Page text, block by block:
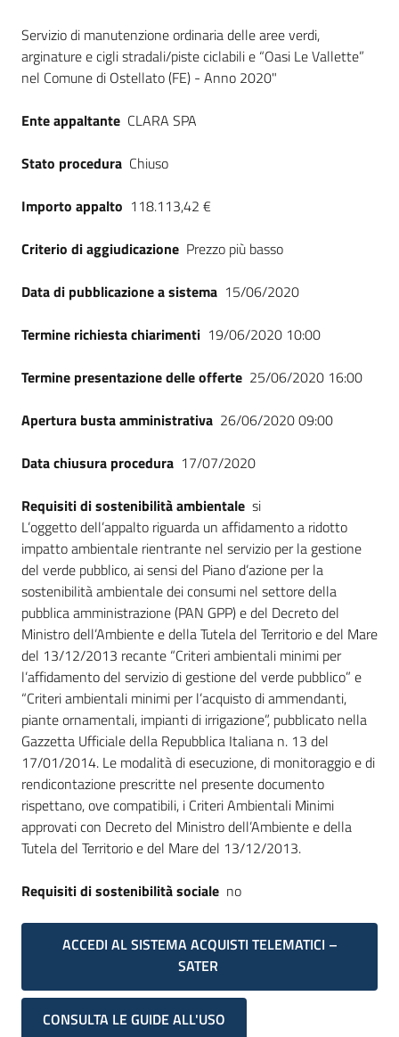
Dati del bando
Servizio di manutenzione ordinaria delle aree verdi,
arginature e cigli stradali/piste ciclabili e “Oasi Le Vallette”
nel Comune di Ostellato (FE) - Anno 2020"
Ente appaltante CLARA SPA
Stato procedura Chiuso
Importo appalto 118.113,42 €
Criterio di aggiudicazione Prezzo più basso
Data di pubblicazione a sistema 15/06/2020
Termine richiesta chiarimenti 19/06/2020 10:00
Termine presentazione delle offerte 25/06/2020 16:00
Apertura busta amministrativa 26/06/2020 09:00
Data chiusura procedura 17/07/2020
Requisiti di sostenibilità ambientale si
L’oggetto dell’appalto riguarda un affidamento a ridotto
impatto ambientale rientrante nel servizio per la gestione
del verde pubblico, ai sensi del Piano d’azione per la
sostenibilità ambientale dei consumi nel settore della
pubblica amministrazione (PAN GPP) e del Decreto del
Ministro dell’Ambiente e della Tutela del Territorio e del Mare
del 13/12/2013 recante “Criteri ambientali minimi per
l’affidamento del servizio di gestione del verde pubblico” e
“Criteri ambientali minimi per l’acquisto di ammendanti,
piante ornamentali, impianti di irrigazione”, pubblicato nella
Gazzetta Ufficiale della Repubblica Italiana n. 13 del
17/01/2014. Le modalità di esecuzione, di monitoraggio e di
rendicontazione prescritte nel presente documento
rispettano, ove compatibili, i Criteri Ambientali Minimi
approvati con Decreto del Ministro dell’Ambiente e della
Tutela del Territorio e del Mare del 13/12/2013.
Requisiti di sostenibilità sociale no
ACCEDI AL SISTEMA ACQUISTI TELEMATICI –
SATER
CONSULTA LE GUIDE ALL'USO